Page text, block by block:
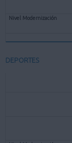
DEPORTES